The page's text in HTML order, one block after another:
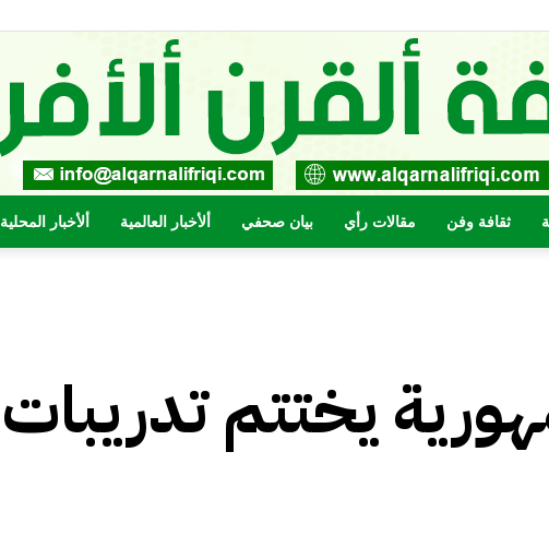
القرن
ألأخبار المحلية ألأخبار العالمية بيان صحفي مقالات رأي ثقافة وفن
يختتم تدريبات